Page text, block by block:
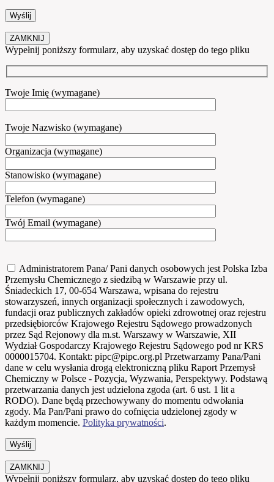
ZAMKNIJ
Wypełnij poniższy formularz, aby uzyskać dostęp do tego pliku
Twoje Imię (wymagane)
Twoje Nazwisko (wymagane)
Organizacja (wymagane)
Stanowisko (wymagane)
Telefon (wymagane)
Twój Email (wymagane)
Administratorem Pana/ Pani danych osobowych jest Polska Izba
Przemysłu Chemicznego z siedzibą w Warszawie przy ul.
Śniadeckich 17, 00-654 Warszawa, wpisana do rejestru
stowarzyszeń, innych organizacji społecznych i zawodowych,
fundacji oraz publicznych zakładów opieki zdrowotnej oraz rejestru
przedsiębiorców Krajowego Rejestru Sądowego prowadzonych
przez Sąd Rejonowy dla m.st. Warszawy w Warszawie, XII
Wydział Gospodarczy Krajowego Rejestru Sądowego pod nr KRS
0000015704. Kontakt: pipc@pipc.org.pl Przetwarzamy Pana/Pani
dane w celu wysłania drogą elektroniczną pliku Raport Przemysł
Chemiczny w Polsce - Pozycja, Wyzwania, Perspektywy. Podstawą
przetwarzania danych jest udzielona zgoda (art. 6 ust. 1 lit a
RODO). Dane będą przechowywany do momentu odwołania
zgody. Ma Pan/Pani prawo do cofnięcia udzielonej zgody w
każdym momencie. Polityka prywatności.
ZAMKNIJ
Wypełnij poniższy formularz, aby uzyskać dostęp do tego pliku